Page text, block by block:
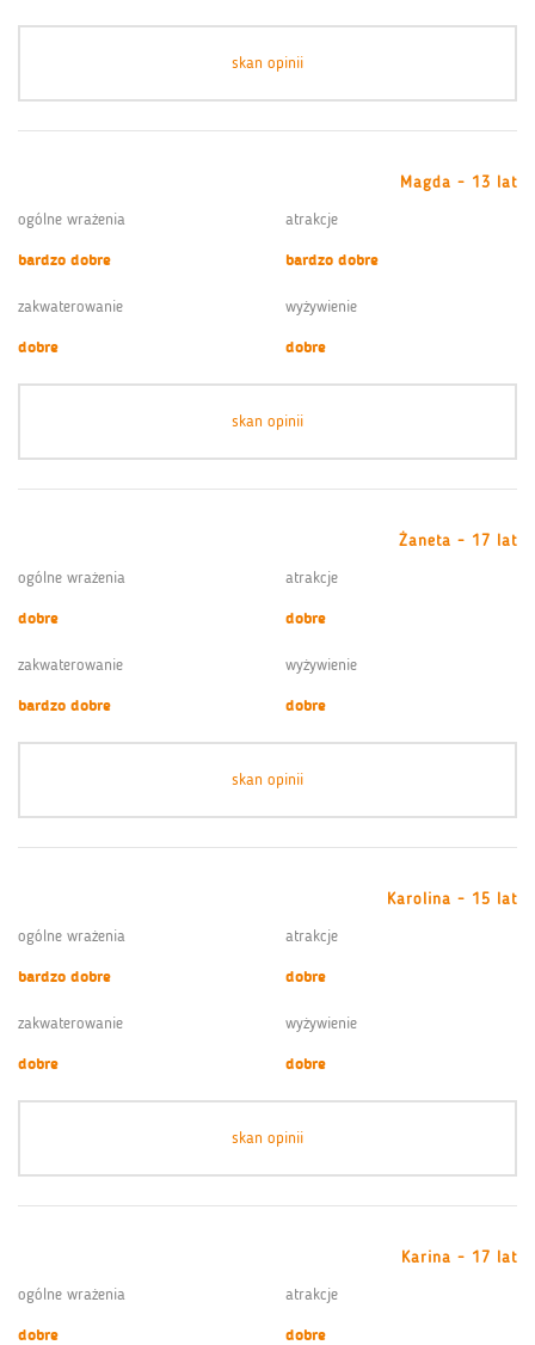
skan opinii
Magda - 13 lat
ogólne wrażenia
bardzo dobre
atrakcje
bardzo dobre
zakwaterowanie
dobre
wyżywienie
dobre
skan opinii
Żaneta - 17 lat
ogólne wrażenia
dobre
atrakcje
dobre
zakwaterowanie
bardzo dobre
wyżywienie
dobre
skan opinii
Karolina - 15 lat
ogólne wrażenia
bardzo dobre
atrakcje
dobre
zakwaterowanie
dobre
wyżywienie
dobre
skan opinii
Karina - 17 lat
ogólne wrażenia
dobre
atrakcje
dobre